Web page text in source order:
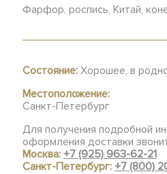
Фарфор, роспись, Китай,
Состояние: Хорошее, в
Местоположение:
Санкт-Петербург
Для получения подробной
оформления доставки
Москва:+7 (925) 963-62-21
Санкт-Петербург:+7 (800)